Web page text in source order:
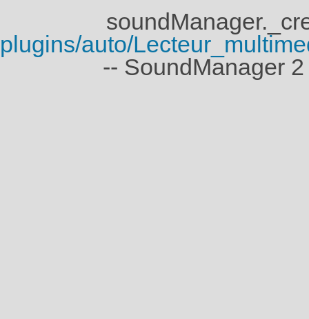
plugins/auto/
-- SoundManager